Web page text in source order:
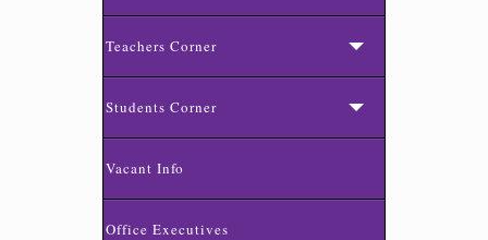
Teachers Corner
Students Corner
Vacant Info
Office Executives